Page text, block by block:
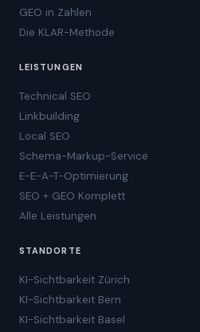
GEO in Zahlen
Die KLAR-Methode
LEISTUNGEN
Technical SEO
Linkbuilding
Local SEO
Schema-Markup-Service
E-E-A-T-Optimierung
SEO + GEO Komplett
Alle Leistungen
STANDORTE
KI-Sichtbarkeit Zürich
KI-Sichtbarkeit Bern
KI-Sichtbarkeit Basel